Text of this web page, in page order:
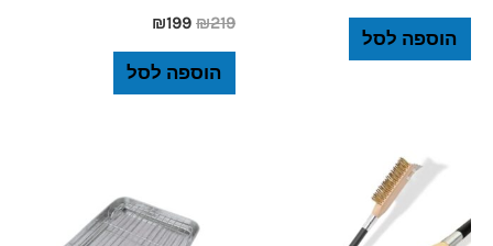
הוספה לסל
₪219
₪199
הוספה לסל